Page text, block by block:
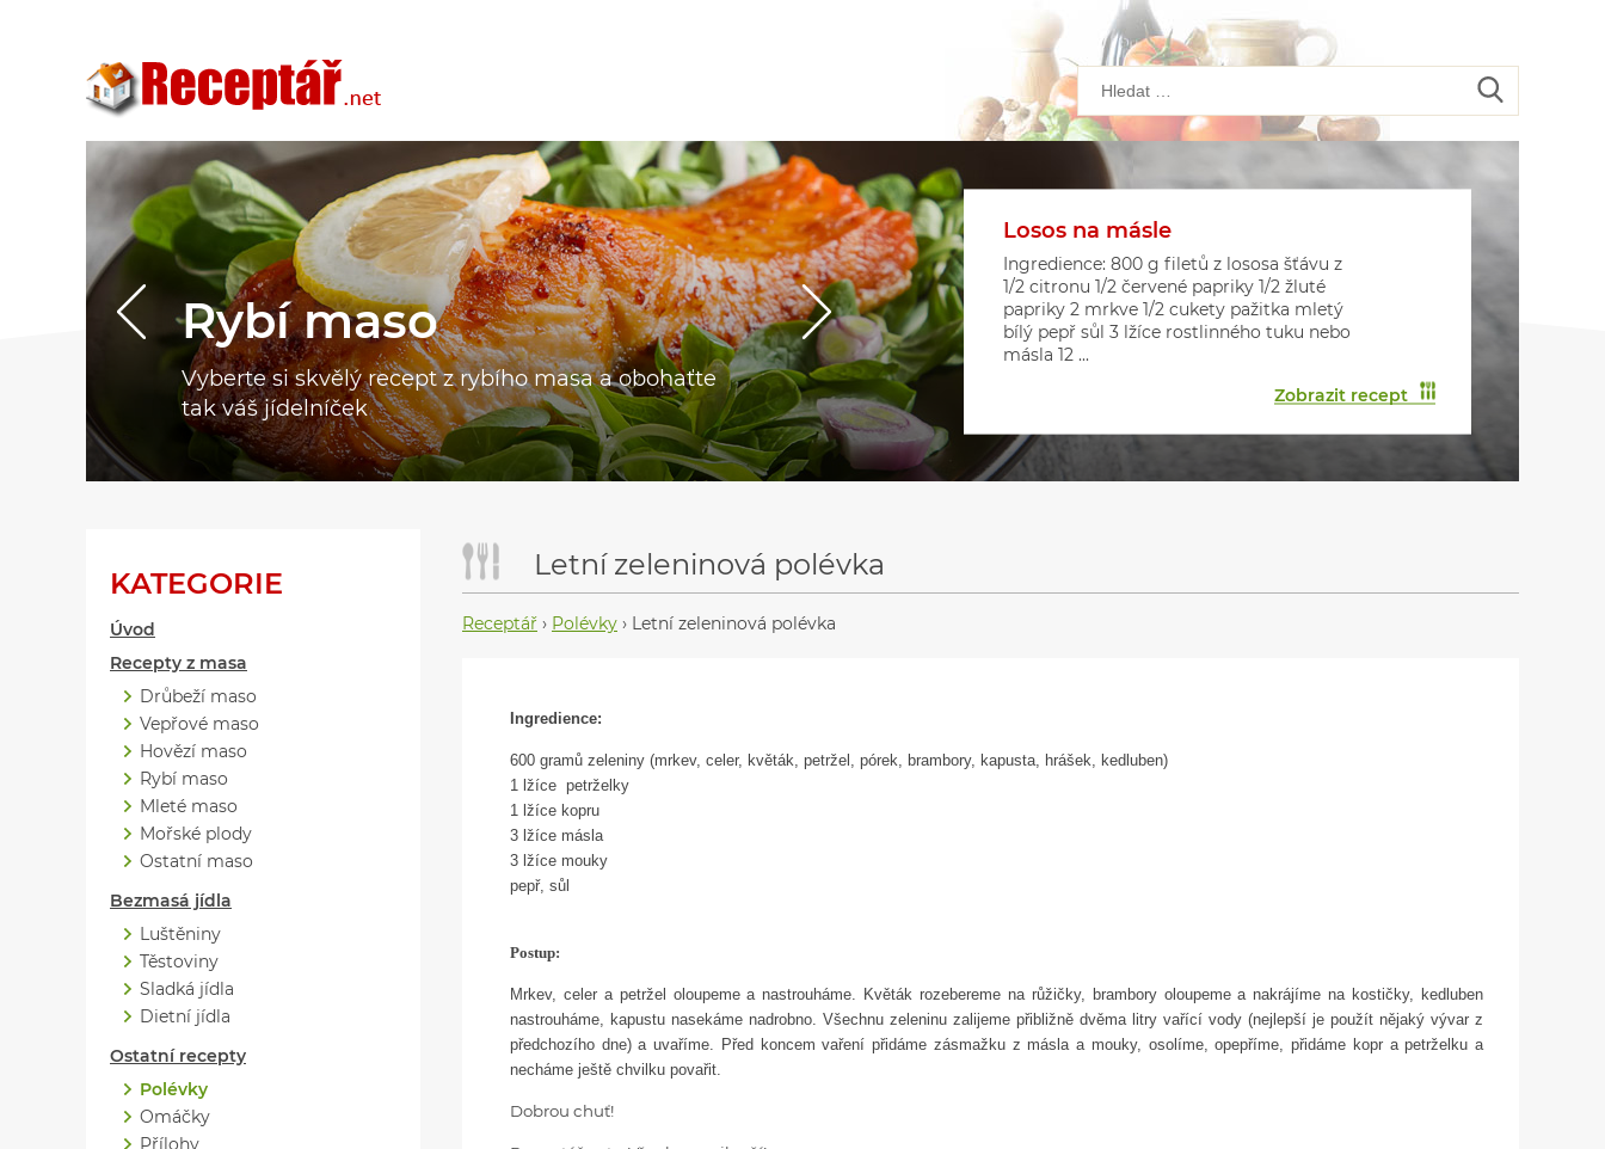
Rybí maso
Vyberte si skvělý recept z rybího masa a obohaťte
tak váš jídelníček
Losos na másle
Ingredience: 800 g filetů z lososa šťávu z
1/2 citronu 1/2 červené papriky 1/2 žluté
papriky 2 mrkve 1/2 cukety pažitka mletý
bílý pepř sůl 3 lžíce rostlinného tuku nebo
másla 12 ...
Zobrazit recept
Květákové placičky s houbami
Srdíčkové muffiny
KATEGORIE
Úvod
Recepty z masa
Drůbeží maso
Vepřové maso
Hovězí maso
Rybí maso
Mleté maso
Mořské plody
Ostatní maso
Bezmasá jídla
Luštěniny
Těstoviny
Sladká jídla
Dietní jídla
Ostatní recepty
Polévky
Omáčky
Přílohy
Letní zeleninová polévka
Receptář › Polévky › Letní zeleninová polévka
Ingredience:
600 gramů zeleniny (mrkev, celer, květák, petržel, pórek, brambory, kapusta, hrášek, kedluben)
1 lžíce petrželky
1 lžíce kopru
3 lžíce másla
3 lžíce mouky
pepř, sůl
Postup:
Mrkev, celer a petržel oloupeme a nastrouháme. Květák rozebereme na růžičky, brambory oloupeme a nakrájíme na kostičky, kedluben
nastrouháme, kapustu nasekáme nadrobno. Všechnu zeleninu zalijeme přibližně dvěma litry vařící vody (nejlepší je použít nějaký vývar z
předchozího dne) a uvaříme. Před koncem vaření přidáme zásmažku z másla a mouky, osolíme, opepříme, přidáme kopr a petrželku a
necháme ještě chvilku povařit.
Dobrou chuť!